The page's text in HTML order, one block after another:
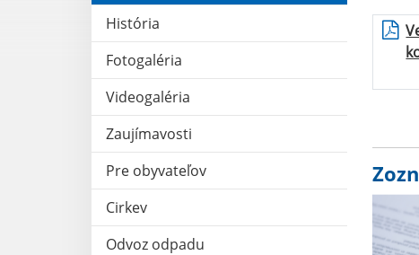
História
Fotogaléria
Videogaléria
Zaujímavosti
Pre obyvateľov
Cirkev
Odvoz odpadu